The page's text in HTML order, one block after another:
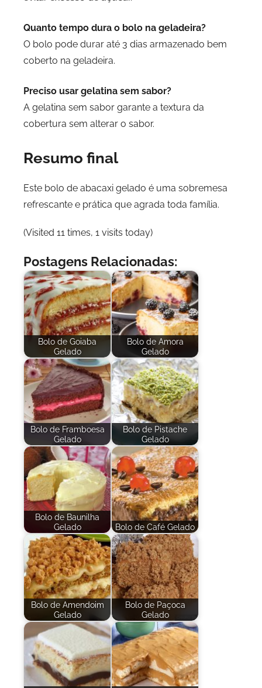
Quanto tempo dura o bolo na geladeira?
O bolo pode durar até 3 dias armazenado bem
coberto na geladeira.
Preciso usar gelatina sem sabor?
A gelatina sem sabor garante a textura da
cobertura sem alterar o sabor.
Resumo final
Este bolo de abacaxi gelado é uma sobremesa
refrescante e prática que agrada toda família.
(Visited 11 times, 1 visits today)
Postagens Relacionadas:
Bolo de Goiaba
Gelado
Bolo de Amora
Gelado
Bolo de Framboesa
Gelado
Bolo de Pistache
Gelado
Bolo de Baunilha
Gelado
Bolo de Café Gelado
Bolo de Amendoim
Gelado
Bolo de Paçoca
Gelado